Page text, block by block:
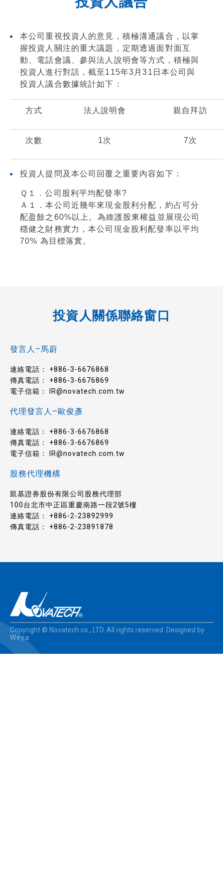
本公司重視投資人的意見，積極溝通議合，以掌
握投資人關注的重大議題，定期透過面對面互
動、電話會議、參與法人說明會等方式，積極與
投資人進行對話，截至115年3月31日本公司與
投資人議合數據統計如下：
方式 法人說明會 親自拜訪
次數 1次 7次
投資人提問及本公司回覆之重要內容如下：
Ｑ１．公司股利平均配發率?
Ａ１．本公司近幾年來現金股利分配，約占可分
配盈餘之60%以上。為維護股東權益並展現公司
穩健之財務實力，本公司現金股利配發率以平均
70% 為目標落實。
投資人關係聯絡窗口
發言人–馬蔚
連絡電話： +886-3-6676868
傳真電話： +886-3-6676869
電子信箱： IR@novatech.com.tw
代理發言人–歐俊彥
連絡電話： +886-3-6676868
傳真電話： +886-3-6676869
電子信箱： IR@novatech.com.tw
股務代理機構
凱基證券股份有限公司股務代理部
100台北市中正區重慶南路一段2號5樓
連絡電話： +886-2-23892999
傳真電話： +886-2-23891878
Copyright © Novatech co., LTD. All rights reserved. Designed by
Weya